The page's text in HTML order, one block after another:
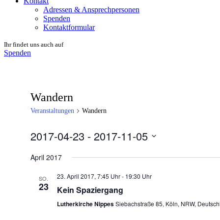
Adressen & Ansprechpersonen
Spenden
Kontaktformular
Ihr findet uns auch auf
Spenden
Wandern
Veranstaltungen Wandern
2017-04-23 - 2017-11-05
wählen.
April 2017
SO.
23
23. April 2017, 7:45 Uhr- 19:30 Uhr
Kein Spaziergang
Lutherkirche NippesSiebachstraße 85, Köln, NRW,